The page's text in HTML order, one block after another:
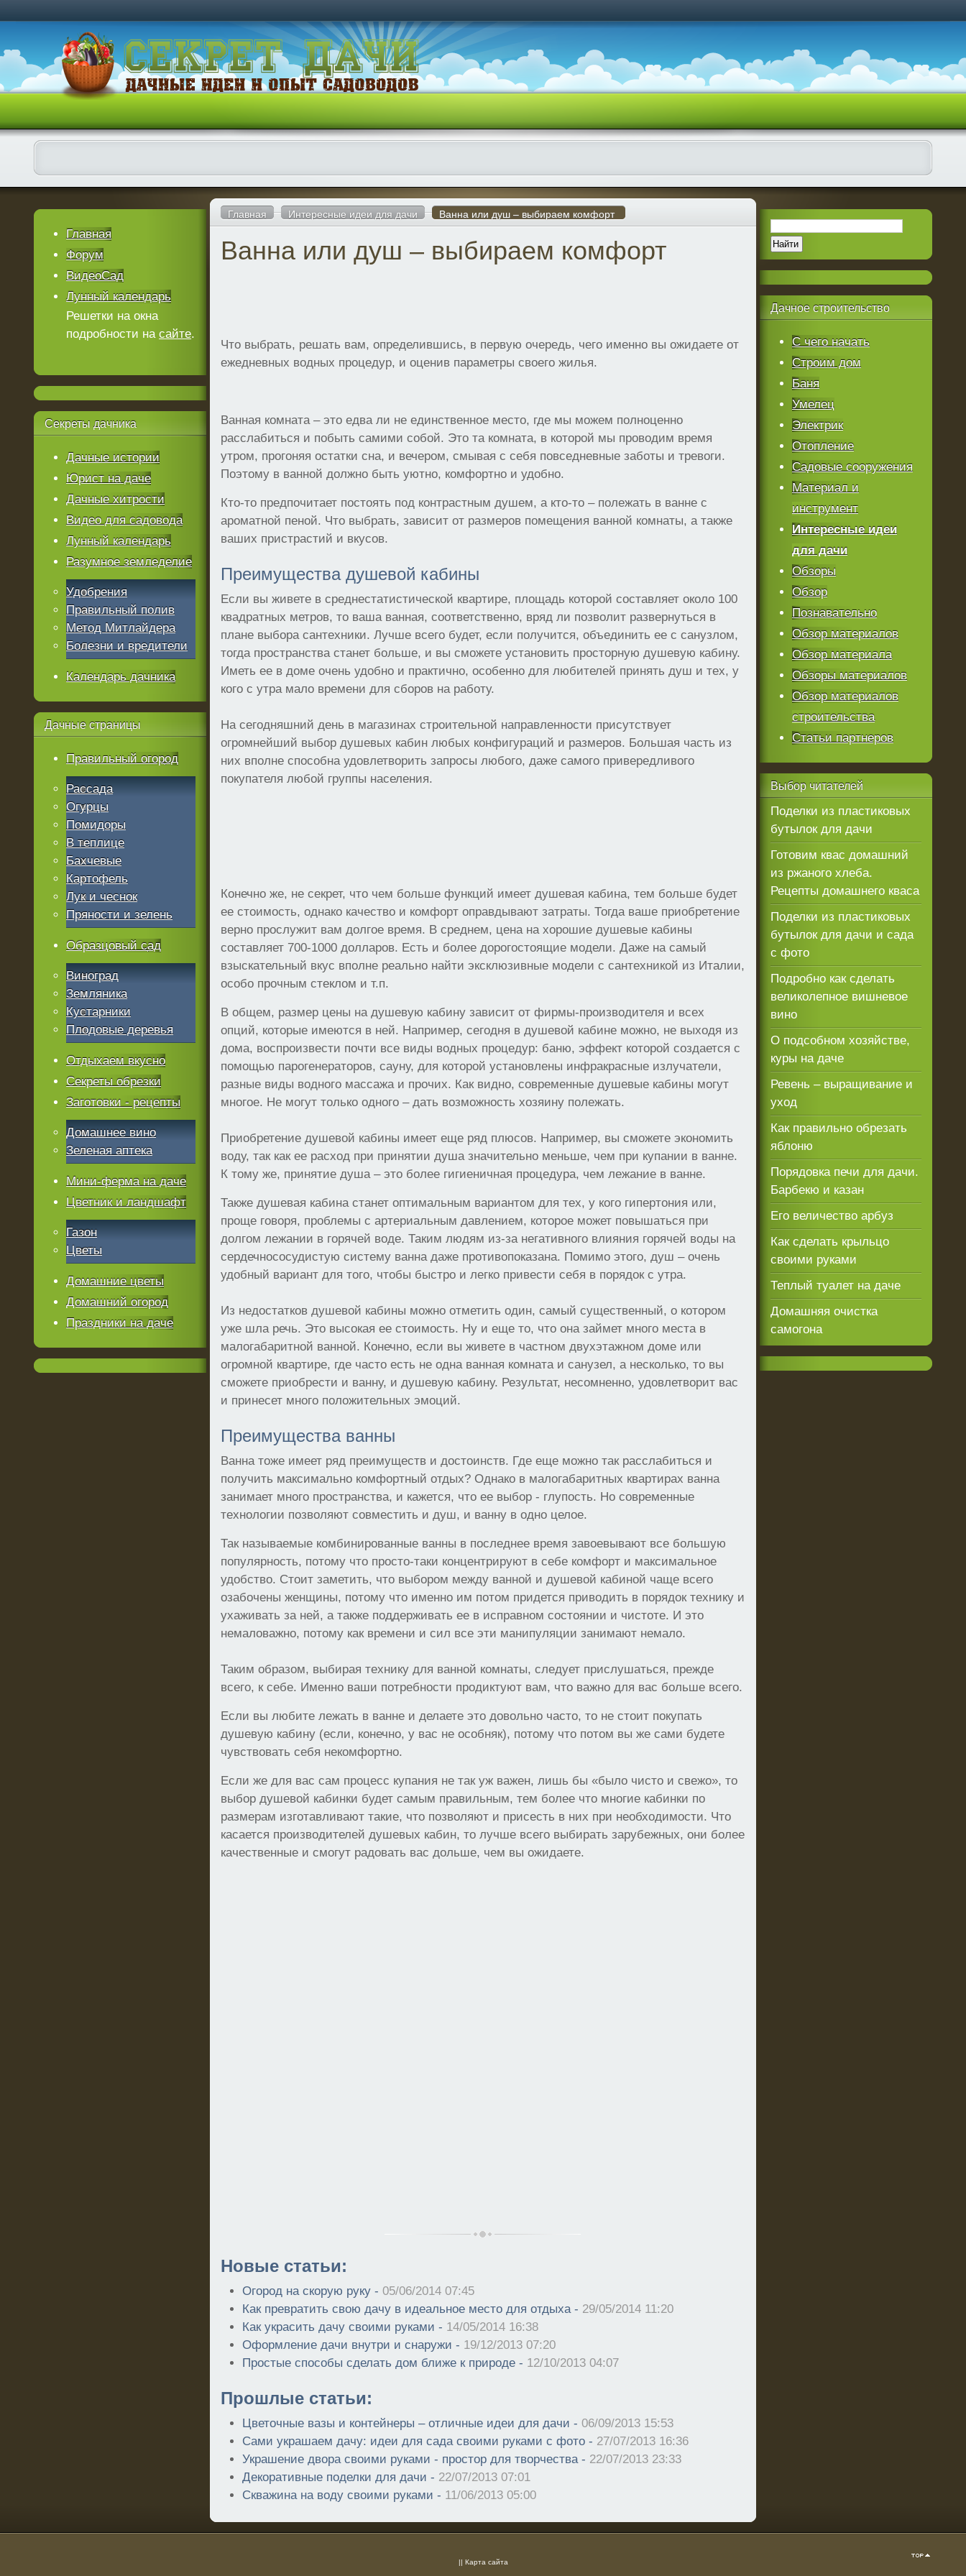
Главная Интересные идеи для дачи Ванна или душ – выбираем комфорт
Ванна или душ – выбираем комфорт
Что выбрать, решать вам, определившись, в первую очередь, чего именно вы ожидаете от
ежедневных водных процедур, и оценив параметры своего жилья.
Ванная комната – это едва ли не единственное место, где мы можем полноценно
расслабиться и побыть самими собой. Это та комната, в которой мы проводим время
утром, прогоняя остатки сна, и вечером, смывая с себя повседневные заботы и тревоги.
Поэтому в ванной должно быть уютно, комфортно и удобно.
Кто-то предпочитает постоять под контрастным душем, а кто-то – полежать в ванне с
ароматной пеной. Что выбрать, зависит от размеров помещения ванной комнаты, а также
ваших пристрастий и вкусов.
Преимущества душевой кабины
Если вы живете в среднестатистической квартире, площадь которой составляет около 100
квадратных метров, то ваша ванная, соответственно, вряд ли позволит развернуться в
плане выбора сантехники. Лучше всего будет, если получится, объединить ее с санузлом,
тогда пространства станет больше, и вы сможете установить просторную душевую кабину.
Иметь ее в доме очень удобно и практично, особенно для любителей принять душ и тех, у
кого с утра мало времени для сборов на работу.
На сегодняшний день в магазинах строительной направленности присутствует
огромнейший выбор душевых кабин любых конфигураций и размеров. Большая часть из
них вполне способна удовлетворить запросы любого, даже самого привередливого
покупателя любой группы населения.
Конечно же, не секрет, что чем больше функций имеет душевая кабина, тем больше будет
ее стоимость, однако качество и комфорт оправдывают затраты. Тогда ваше приобретение
верно прослужит вам долгое время. В среднем, цена на хорошие душевые кабины
составляет 700-1000 долларов. Есть и более дорогостоящие модели. Даже на самый
взыскательный вкус вполне реально найти эксклюзивные модели с сантехникой из Италии,
особо прочным стеклом и т.п.
В общем, размер цены на душевую кабину зависит от фирмы-производителя и всех
опций, которые имеются в ней. Например, сегодня в душевой кабине можно, не выходя из
дома, воспроизвести почти все виды водных процедур: баню, эффект которой создается с
помощью парогенераторов, сауну, для которой установлены инфракрасные излучатели,
разные виды водного массажа и прочих. Как видно, современные душевые кабины могут
многое. Не могут только одного – дать возможность хозяину полежать.
Приобретение душевой кабины имеет еще ряд плюсов. Например, вы сможете экономить
воду, так как ее расход при принятии душа значительно меньше, чем при купании в ванне.
К тому же, принятие душа – это более гигиеничная процедура, чем лежание в ванне.
Также душевая кабина станет оптимальным вариантом для тех, у кого гипертония или,
проще говоря, проблемы с артериальным давлением, которое может повышаться при
долгом лежании в горячей воде. Таким людям из-за негативного влияния горячей воды на
сердечнососудистую систему ванна даже противопоказана. Помимо этого, душ – очень
удобный вариант для того, чтобы быстро и легко привести себя в порядок с утра.
Из недостатков душевой кабины можно отметить один, самый существенный, о котором
уже шла речь. Это высокая ее стоимость. Ну и еще то, что она займет много места в
малогабаритной ванной. Конечно, если вы живете в частном двухэтажном доме или
огромной квартире, где часто есть не одна ванная комната и санузел, а несколько, то вы
сможете приобрести и ванну, и душевую кабину. Результат, несомненно, удовлетворит вас
и принесет много положительных эмоций.
Преимущества ванны
Ванна тоже имеет ряд преимуществ и достоинств. Где еще можно так расслабиться и
получить максимально комфортный отдых? Однако в малогабаритных квартирах ванна
занимает много пространства, и кажется, что ее выбор - глупость. Но современные
технологии позволяют совместить и душ, и ванну в одно целое.
Так называемые комбинированные ванны в последнее время завоевывают все большую
популярность, потому что просто-таки концентрируют в себе комфорт и максимальное
удобство. Стоит заметить, что выбором между ванной и душевой кабиной чаще всего
озабочены женщины, потому что именно им потом придется приводить в порядок технику и
ухаживать за ней, а также поддерживать ее в исправном состоянии и чистоте. И это
немаловажно, потому как времени и сил все эти манипуляции занимают немало.
Таким образом, выбирая технику для ванной комнаты, следует прислушаться, прежде
всего, к себе. Именно ваши потребности продиктуют вам, что важно для вас больше всего.
Если вы любите лежать в ванне и делаете это довольно часто, то не стоит покупать
душевую кабину (если, конечно, у вас не особняк), потому что потом вы же сами будете
чувствовать себя некомфортно.
Если же для вас сам процесс купания не так уж важен, лишь бы «было чисто и свежо», то
выбор душевой кабинки будет самым правильным, тем более что многие кабинки по
размерам изготавливают такие, что позволяют и присесть в них при необходимости. Что
касается производителей душевых кабин, то лучше всего выбирать зарубежных, они более
качественные и смогут радовать вас дольше, чем вы ожидаете.
Новые статьи:
Огород на скорую руку -05/06/2014 07:45
Как превратить свою дачу в идеальное место для отдыха - 29/05/2014 11:20
Как украсить дачу своими руками - 14/05/2014 16:38
Оформление дачи внутри и снаружи - 19/12/2013 07:20
Простые способы сделать дом ближе к природе - 12/10/2013 04:07
Прошлые статьи:
Цветочные вазы и контейнеры – отличные идеи для дачи -06/09/2013 15:53
Сами украшаем дачу: идеи для сада своими руками с фото - 27/07/2013 16:36
Украшение двора своими руками - простор для творчества - 22/07/2013 23:33
Декоративные поделки для дачи - 22/07/2013 07:01
Скважина на воду своими руками - 11/06/2013 05:00
Главная
Форум
ВидеоСад
Лунный календарь
Решетки на окна
подробности насайте.
Секреты дачника
Дачные истории
Юрист на даче
Дачные хитрости
Видео для садовода
Лунный календарь
Разумное земледелие
Удобрения
Правильный полив
Метод Митлайдера
Болезни и вредители
Календарь дачника
Дачные страницы
Правильный огород
Рассада
Огурцы
Помидоры
В теплице
Бахчевые
Картофель
Лук и чеснок
Пряности и зелень
Образцовый сад
Виноград
Земляника
Кустарники
Плодовые деревья
Отдыхаем вкусно
Секреты обрезки
Заготовки - рецепты
Домашнее вино
Зеленая аптека
Мини-ферма на даче
Цветник и ландшафт
Газон
Цветы
Домашние цветы
Домашний огород
Праздники на даче
Дачноестроительство
С чего начать
Строим дом
Баня
Умелец
Электрик
Отопление
Садовые сооружения
Материал и
инструмент
Интересные идеи
для дачи
Обзоры
Обзор
Познавательно
Обзор материалов
Обзор материала
Обзоры материалов
Обзор материалов
строительства
Статьи партнеров
Выборчитателей
Поделки из пластиковых
бутылок для дачи
Готовим квас домашний
из ржаного хлеба.
Рецепты домашнего кваса
Поделки из пластиковых
бутылок для дачи и сада
с фото
Подробно как сделать
великолепное вишневое
вино
О подсобном хозяйстве,
куры на даче
Ревень – выращивание и
уход
Как правильно обрезать
яблоню
Порядовка печи для дачи.
Барбекю и казан
Его величество арбуз
Как сделать крыльцо
своими руками
Теплый туалет на даче
Домашняя очистка
самогона
|| Карта сайта